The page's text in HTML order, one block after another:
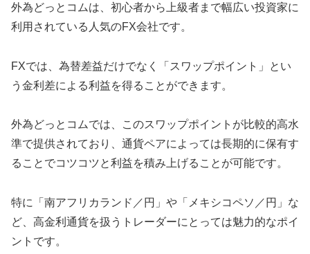
外為どっとコムは、初心者から上級者まで幅広い投資家に
利用されている人気のFX会社です。
FXでは、為替差益だけでなく「スワップポイント」とい
う金利差による利益を得ることができます。
外為どっとコムでは、このスワップポイントが比較的高水
準で提供されており、通貨ペアによっては長期的に保有す
ることでコツコツと利益を積み上げることが可能です。
特に「南アフリカランド／円」や「メキシコペソ／円」な
ど、高金利通貨を扱うトレーダーにとっては魅力的なポイ
ントです。